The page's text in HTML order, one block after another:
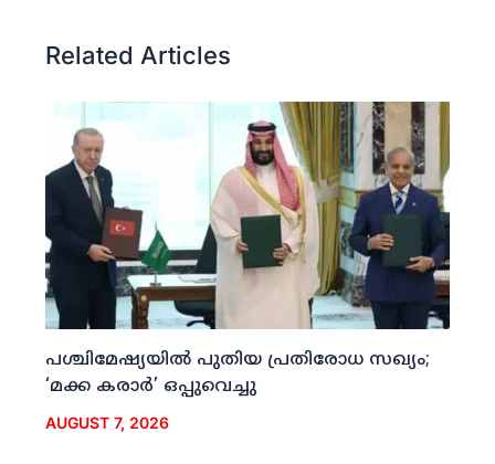
Related Articles
പശ്ചിമേഷ്യയില്‍ പുതിയ പ്രതിരോധ സഖ്യം;
‘മക്ക കരാര്‍’ ഒപ്പുവെച്ചു
AUGUST 7, 2026